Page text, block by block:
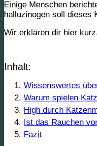
Einige Menschen
halluzinogen soll dieses
Wir erklären dir hier
Inhalt:
Wissenswertes
Warum spielen
High durch
Ist das Rauchen
Fazit